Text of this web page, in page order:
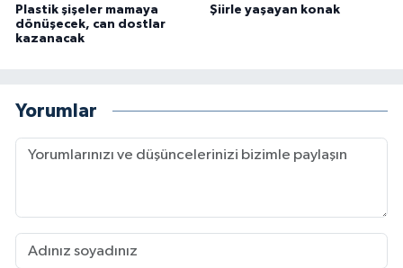
Plastik şişeler mamaya
dönüşecek, can dostlar
kazanacak
Şiirle yaşayan konak
Yorumlar